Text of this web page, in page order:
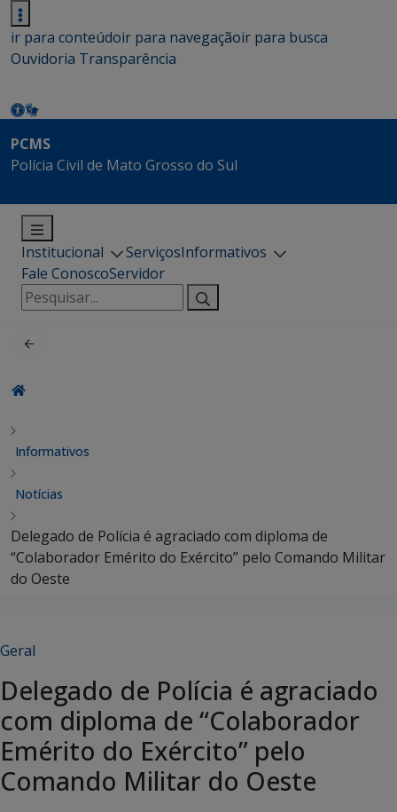
ir para conteúdoir para navegaçãoir para busca
Ouvidoria Transparência
PCMS
Polícia Civil de Mato Grosso do Sul
Institucional ServiçosInformativos
Fale ConoscoServidor
Pesquisar
por:
Informativos
Notícias
Delegado de Polícia é agraciado com diploma de
“Colaborador Emérito do Exército” pelo Comando Militar
do Oeste
Geral
Delegado de Polícia é agraciado
com diploma de “Colaborador
Emérito do Exército” pelo
Comando Militar do Oeste